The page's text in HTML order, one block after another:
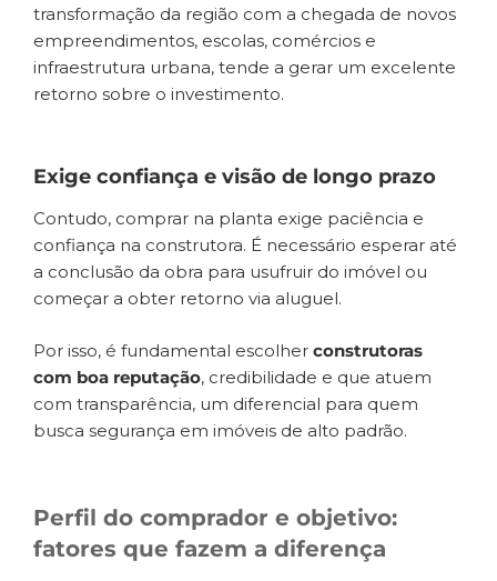
transformação da região com a chegada de novos
empreendimentos, escolas, comércios e
infraestrutura urbana, tende a gerar um excelente
retorno sobre o investimento.
Exige confiança e visão de longo prazo
Contudo, comprar na planta exige paciência e
confiança na construtora. É necessário esperar até
a conclusão da obra para usufruir do imóvel ou
começar a obter retorno via aluguel.
Por isso, é fundamental escolher construtoras
com boa reputação, credibilidade e que atuem
com transparência, um diferencial para quem
busca segurança em imóveis de alto padrão.
Perfil do comprador e objetivo:
fatores que fazem a diferença